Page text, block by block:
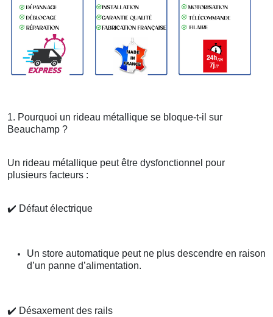
1. Pourquoi un rideau métallique se bloque-t-il sur
Beauchamp ?
Un rideau métallique peut être dysfonctionnel pour
plusieurs facteurs :
✔️ Défaut électrique
Un store automatique peut ne plus descendre en raison
d’un panne d’alimentation.
✔️ Désaxement des rails